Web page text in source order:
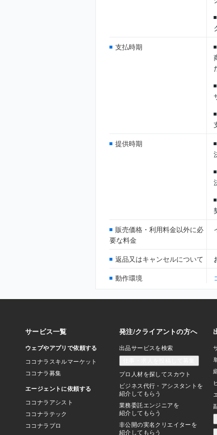
支払時期
提供時期
販売価格・利用料金以外に必
要な料金
返品又はキャンセルについて
動作環境